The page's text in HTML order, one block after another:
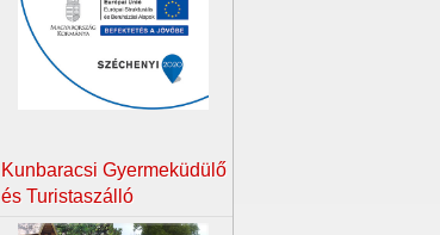
Kunbaracsi Gyermeküdülő
és Turistaszálló